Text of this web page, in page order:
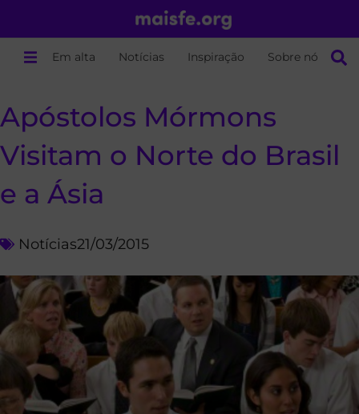
Em alta Notícias Inspiração Sobre nós
Apóstolos Mórmons
Visitam o Norte do Brasil
e a Ásia
Notícias21/03/2015